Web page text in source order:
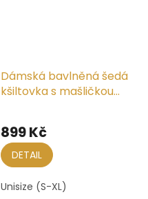
Dámská bavlněná šedá
kšiltovka s mašličkou
899 Kč
DETAIL
Unisize (S-XL)